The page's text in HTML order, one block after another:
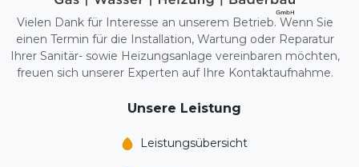
Vielen Dank für Interesse an unserem Betrieb. Wenn Sie
einen Termin für die Installation, Wartung oder Reparatur
Ihrer Sanitär- sowie Heizungsanlage vereinbaren möchten,
freuen sich unserer Experten auf Ihre Kontaktaufnahme.
Unsere Leistung
Leistungs­übersicht